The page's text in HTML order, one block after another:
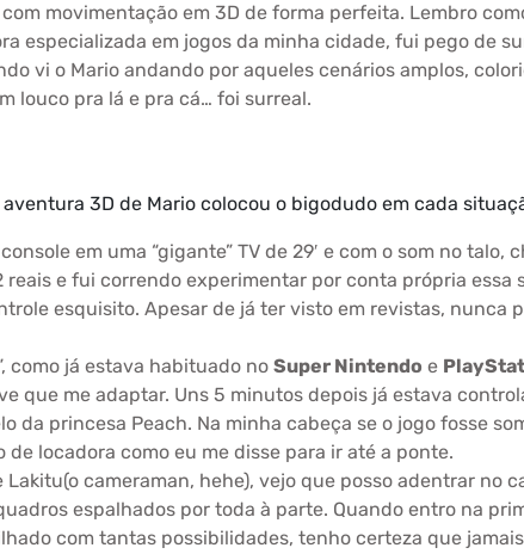
movimentação em 3D de forma perfeita. Lembro
especializada em jogos da minha cidade, fui pego de
vi o Mario andando por aqueles cenários amplos,
louco pra lá e pra cá… foi surreal.
3D de Mario colocou o bigodudo em cada
em uma “gigante” TV de 29′ e com o som no talo,
e fui correndo experimentar por conta própria essa
esquisito. Apesar de já ter visto em revistas, nunca
como já estava habituado no Super Nintendo e
que me adaptar. Uns 5 minutos depois já estava
da princesa Peach. Na minha cabeça se o jogo fosse
locadora como eu me disse para ir até a ponte.
cameraman, hehe), vejo que posso adentrar no
espalhados por toda à parte. Quando entro na
com tantas possibilidades, tenho certeza que